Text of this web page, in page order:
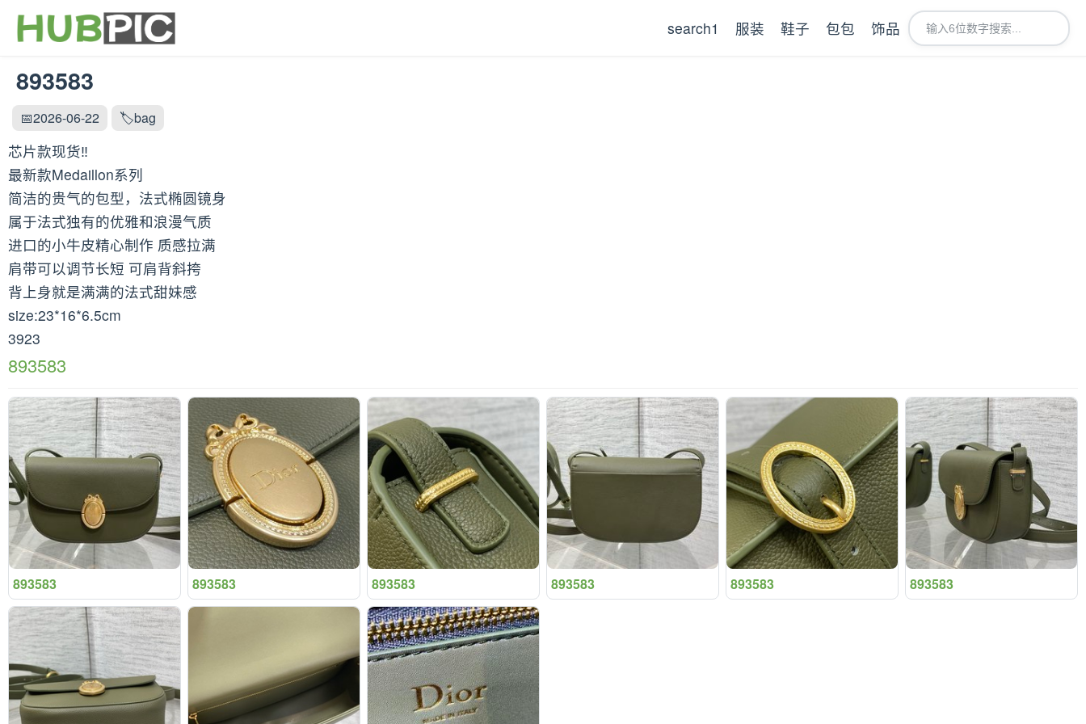
search1 服装 鞋子 包包 饰品
893583
📅2026-06-22 🏷️bag
芯片款现货‼️
最新款Medaillon系列
简洁的贵气的包型，法式椭圆镜身
属于法式独有的优雅和浪漫气质
进口的小牛皮精心制作 质感拉满
肩带可以调节长短 可肩背斜挎
背上身就是满满的法式甜妹感
size:23*16*6.5cm
3923
893583
893583 893583 893583 893583 893583 893583